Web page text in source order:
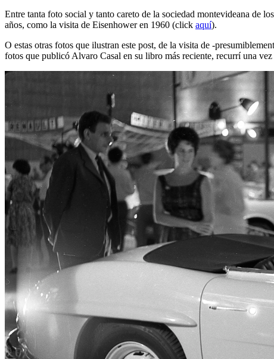
Entre tanta foto social y tanto careto de la sociedad montevideana de
años, como la visita de Eisenhower en 1960 (click aquí).
O estas otras fotos que ilustran este post, de la visita de -
fotos que publicó Alvaro Casal en su libro más reciente, recurrí una